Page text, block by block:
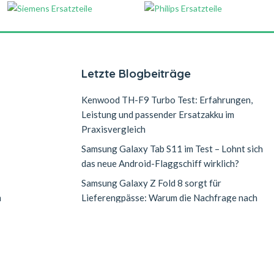
Letzte Blogbeiträge
Kenwood TH-F9 Turbo Test: Erfahrungen,
Leistung und passender Ersatzakku im
Praxisvergleich
Samsung Galaxy Tab S11 im Test – Lohnt sich
das neue Android-Flaggschiff wirklich?
Samsung Galaxy Z Fold 8 sorgt für
Lieferengpässe: Warum die Nachfrage nach